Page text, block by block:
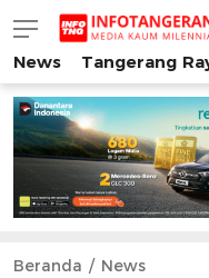
INFO TANGERANG
Media Kaum
News Tangerang
Beranda News